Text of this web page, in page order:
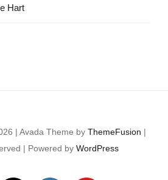
Hart
| Avada Theme by ThemeFusion |
| Powered by WordPress